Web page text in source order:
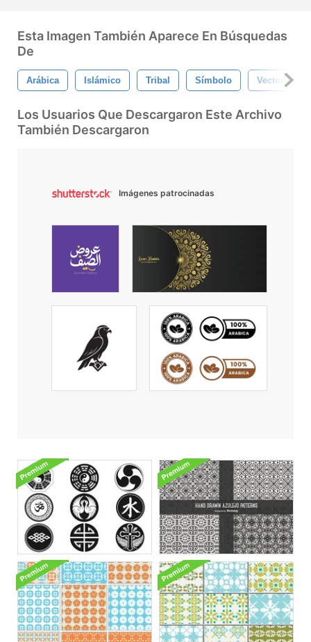
Esta Imagen También Aparece En Búsquedas
De
Arábica Islámico Tribal Símbolo Vector
Los Usuarios Que Descargaron Este Archivo
También Descargaron
Imágenes patrocinadas